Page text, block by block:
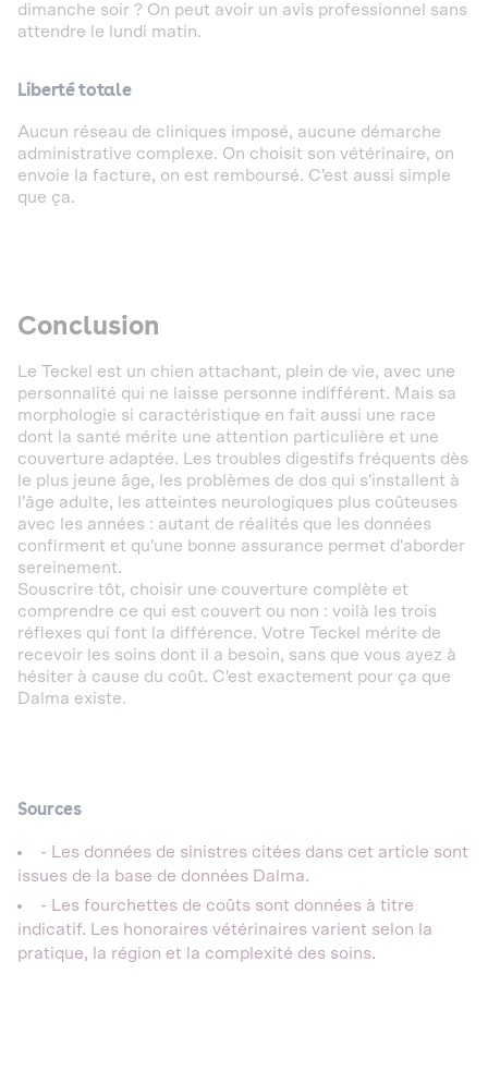
dimanche soir ? On peut avoir un avis professionnel sans
attendre le lundi matin.
Liberté totale
Aucun réseau de cliniques imposé, aucune démarche
administrative complexe. On choisit son vétérinaire, on
envoie la facture, on est remboursé. C'est aussi simple
que ça.
Conclusion
Le Teckel est un chien attachant, plein de vie, avec une
personnalité qui ne laisse personne indifférent. Mais sa
morphologie si caractéristique en fait aussi une race
dont la santé mérite une attention particulière et une
couverture adaptée. Les troubles digestifs fréquents dès
le plus jeune âge, les problèmes de dos qui s'installent à
l'âge adulte, les atteintes neurologiques plus coûteuses
avec les années : autant de réalités que les données
confirment et qu'une bonne assurance permet d'aborder
sereinement.
Souscrire tôt, choisir une couverture complète et
comprendre ce qui est couvert ou non : voilà les trois
réflexes qui font la différence. Votre Teckel mérite de
recevoir les soins dont il a besoin, sans que vous ayez à
hésiter à cause du coût. C'est exactement pour ça que
Dalma existe.
Sources
- Les données de sinistres citées dans cet article sont
issues de la base de données Dalma.
- Les fourchettes de coûts sont données à titre
indicatif. Les honoraires vétérinaires varient selon la
pratique, la région et la complexité des soins.